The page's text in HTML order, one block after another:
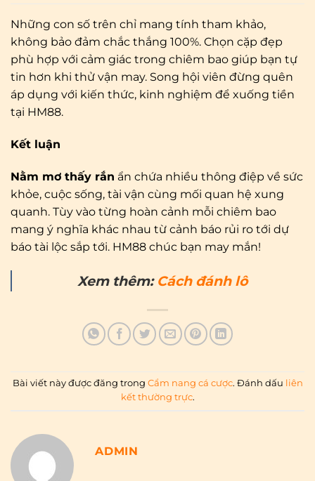
Những con số trên chỉ mang tính tham khảo,
không bảo đảm chắc thắng 100%. Chọn cặp đẹp
phù hợp với cảm giác trong chiêm bao giúp bạn tự
tin hơn khi thử vận may. Song hội viên đừng quên
áp dụng với kiến thức, kinh nghiệm để xuống tiền
tại HM88.
Kết luận
Nằm mơ thấy rắn ẩn chứa nhiều thông điệp về sức
khỏe, cuộc sống, tài vận cùng mối quan hệ xung
quanh. Tùy vào từng hoàn cảnh mỗi chiêm bao
mang ý nghĩa khác nhau từ cảnh báo rủi ro tới dự
báo tài lộc sắp tới. HM88 chúc bạn may mắn!
Xem thêm: Cách đánh lô
Bài viết này được đăng trong Cẩm nang cá cược. Đánh dấu liên
kết thường trực.
ADMIN